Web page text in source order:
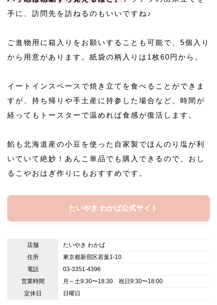
手に、訪問先を訪ねるのもいいですね♪
ご進物用に箱入りをお願いすることも可能で、5個入り
から用意があります。紙袋の柄入りは1枚60円から。
イートインスペースで焼き立てを食べることができま
すが、持ち帰りや手土産に持参した場合など、時間が
経ってもトースターで温めれば食感が復活します。
餡も北海道産の小豆を使った自家製でほんのり塩が利
いていて絶妙！あんこ単品でも購入できるので、おし
るこやおはぎ作りにもおすすめです。
たいやき わかば公式サイト
店舗
たいやき わかば
住所
東京都新宿区若葉1-10
電話
03-3351-4396
営業時間
月～土9:30〜18:30 祝日9:30〜18:00
定休日
日曜日